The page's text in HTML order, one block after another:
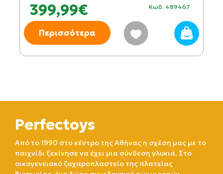
399,99€ Κωδ: 489467
Περισσότερα
Perfectoys
Από το 1990 στο κέντρο της Αθήνας η σχέση μας με το
παιχνίδι ξεκίνησε να έχει μια σύνδεση γλυκιά. Στο
οικογενειακό ζαχαροπλαστείο της πλατείας